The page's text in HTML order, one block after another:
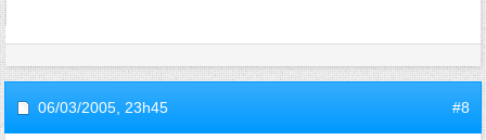
06/03/2005, 23h45 #8